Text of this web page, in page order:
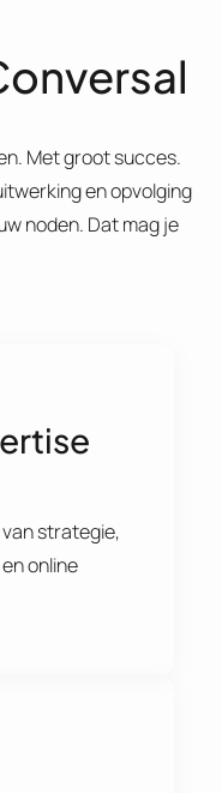
Met groot succes.
en opvolging
noden. Dat mag je
strategie,
online